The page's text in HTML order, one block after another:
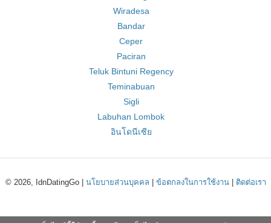
Wiradesa
Bandar
Ceper
Paciran
Teluk Bintuni Regency
Teminabuan
Sigli
Labuhan Lombok
อินโดนีเซีย
© 2026, IdnDatingGo | นโยบายส่วนบุคคล ข้อตกลงในการใช้งาน| ติดต่อเรา